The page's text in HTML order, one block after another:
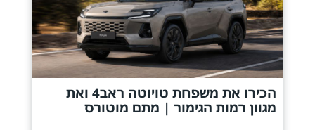
הכירו את משפחת טויוטה ראב4 ואת
מגוון רמות הגימור | מתם מוטורס